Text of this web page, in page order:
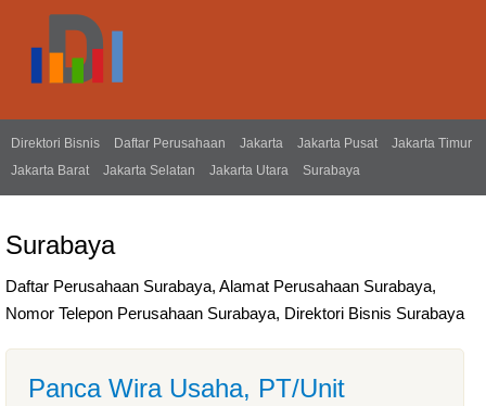
Direktori Bisnis Daftar Perusahaan Jakarta Jakarta Pusat
Jakarta Timur
Jakarta Barat
Jakarta Selatan Jakarta Utara Surabaya
Surabaya
Daftar Perusahaan Surabaya, Alamat Perusahaan Surabaya,
Nomor Telepon Perusahaan Surabaya, Direktori Bisnis Surabaya
Panca Wira Usaha, PT/Unit